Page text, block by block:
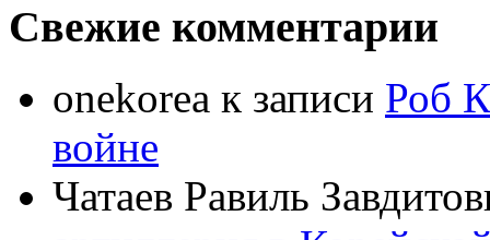
Свежие комментарии
onekorea к записи Роб
войне
Чатаев Равиль